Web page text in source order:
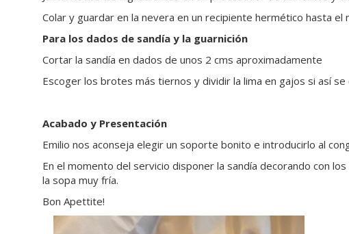
Colar y guardar en la nevera en un recipiente hermético hasta el
Para los dados de sandía y la guarnición
Cortar la sandía en dados de unos 2 cms aproximadamente
Escoger los brotes más tiernos y dividir la lima en gajos si así se
Acabado y Presentación
Emilio nos aconseja elegir un soporte bonito e introducirlo al
En el momento del servicio disponer la sandía decorando con
la sopa muy fría.
Bon Apettite!